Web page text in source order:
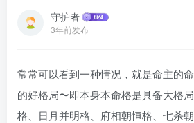
守护者
3年前发布
常常可以看到一种情况，就是命主的
的好格局〜即本身本命格是具备大格
格、日月并明格、府相朝恒格、七杀